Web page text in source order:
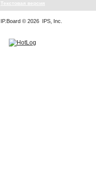
Текстовая версия
IP.Board © 2026 IPS, Inc